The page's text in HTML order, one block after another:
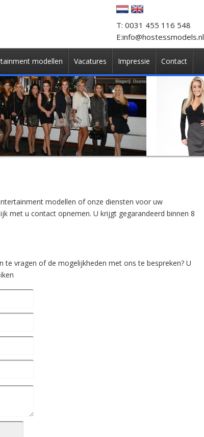
T: 0031 455 116 548
E:info@hostessmodels.nl
modellen Vacatures Impressie Contact
modellen of onze diensten voor uw
met u contact opnemen. U krijgt gegarandeerd binnen 8
vragen of de mogelijkheden met ons te bespreken? U